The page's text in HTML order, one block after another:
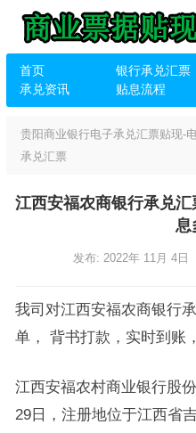
首页 银行承兑汇票
承兑资讯
贴息流程
贵阳商业银行电子承兑汇票贴现-
承兑汇票
江西安福农商银行承兑
息
发布: 2022年 11月 4日
我司对江西安福农商银行
单， 背书打款，实时到账
江西安福农村商业银行股
29日，注册地位于江西省